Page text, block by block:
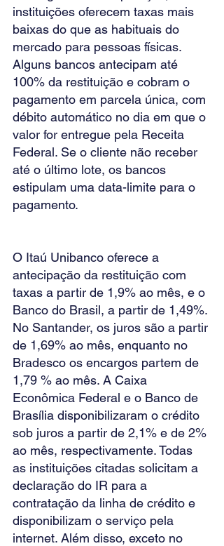
instituições oferecem taxas mais
baixas do que as habituais do
mercado para pessoas físicas.
Alguns bancos antecipam até
100% da restituição e cobram o
pagamento em parcela única, com
débito automático no dia em que o
valor for entregue pela Receita
Federal. Se o cliente não receber
até o último lote, os bancos
estipulam uma data-limite para o
pagamento.
O Itaú Unibanco oferece a
antecipação da restituição com
taxas a partir de 1,9% ao mês, e o
Banco do Brasil, a partir de 1,49%.
No Santander, os juros são a partir
de 1,69% ao mês, enquanto no
Bradesco os encargos partem de
1,79 % ao mês. A Caixa
Econômica Federal e o Banco de
Brasília disponibilizaram o crédito
sob juros a partir de 2,1% e de 2%
ao mês, respectivamente. Todas
as instituições citadas solicitam a
declaração do IR para a
contratação da linha de crédito e
disponibilizam o serviço pela
internet. Além disso, exceto no